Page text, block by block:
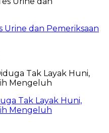
Urine dan Pemeriksaan
Tak Layak Huni,
Mengeluh